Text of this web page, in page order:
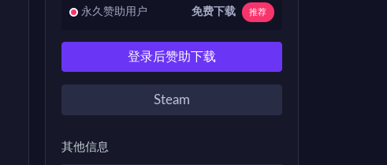
永久赞助用户 免费下载 推荐
登录后赞助下载
Steam
其他信息